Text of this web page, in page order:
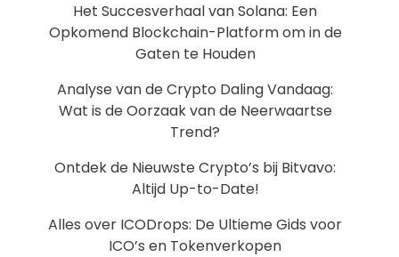
Het Succesverhaal van Solana: Een
Opkomend Blockchain-Platform om in de
Gaten te Houden
Analyse van de Crypto Daling Vandaag:
Wat is de Oorzaak van de Neerwaartse
Trend?
Ontdek de Nieuwste Crypto’s bij Bitvavo:
Altijd Up-to-Date!
Alles over ICODrops: De Ultieme Gids voor
ICO’s en Tokenverkopen